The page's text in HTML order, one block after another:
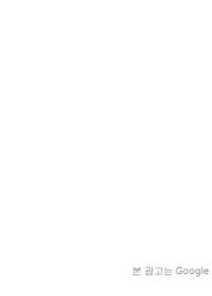
본 광고는 Google